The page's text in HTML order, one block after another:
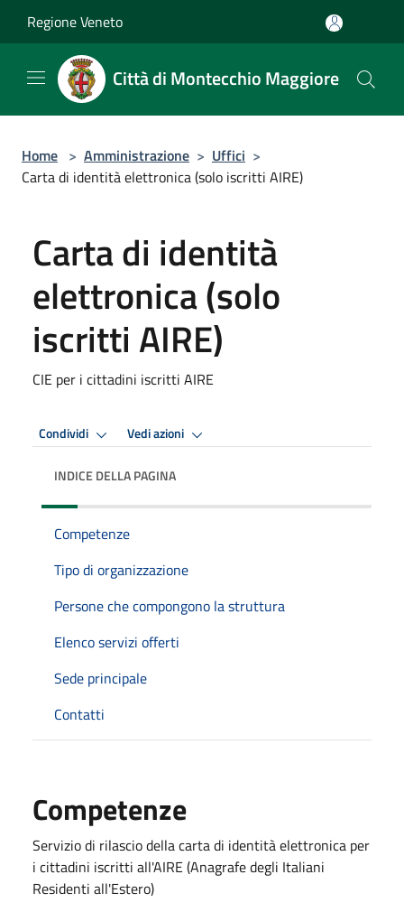
Regione Veneto
Città di Montecchio Maggiore
Home > Amministrazione > Uffici >
Carta di identità elettronica (solo iscritti AIRE)
Carta di identità
elettronica (solo
iscritti AIRE)
CIE per i cittadini iscritti AIRE
Condividi Vedi azioni
INDICE DELLA PAGINA
Competenze
Tipo di organizzazione
Persone che compongono la struttura
Elenco servizi offerti
Sede principale
Contatti
Competenze
Servizio di rilascio della carta di identità elettronica per
i cittadini iscritti all'AIRE (Anagrafe degli Italiani
Residenti all'Estero)